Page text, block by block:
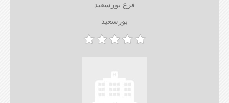
فرع بورسعيد
بورسعيد